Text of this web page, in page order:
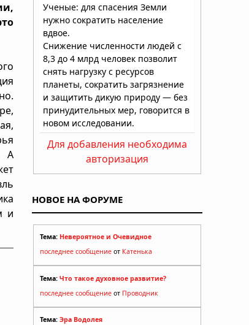
А
и
Для добавления необходима
авторизация
НОВОЕ НА ФОРУМЕ
Тема: Невероятное и Очевидное
последнее сообщение от Катенька
Тема: Что такое духовное развитие?
последнее сообщение от Проводник
Тема: Эра Водолея